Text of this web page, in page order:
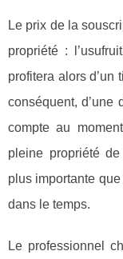
Le prix de la
propriété :
profitera alors d’un
conséquent, d’une
compte au
pleine propriété
plus importante
dans le temps.
Le professionnel